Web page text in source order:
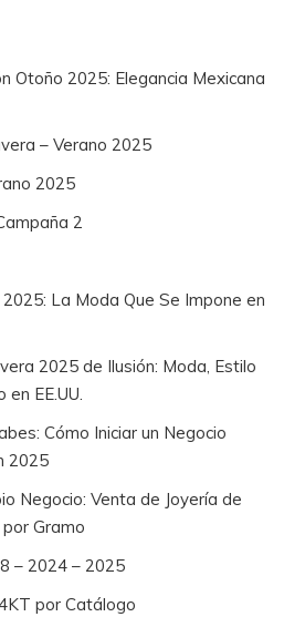
Otoño 2025: Elegancia Mexicana
– Verano 2025
2025
2
La Moda Que Se Impone en
2025 de Ilusión: Moda, Estilo
EE.UU.
Cómo Iniciar un Negocio
2025
Negocio: Venta de Joyería de
Gramo
– 2024 – 2025
por Catálogo